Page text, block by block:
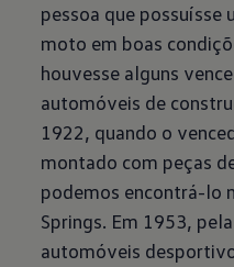
pessoa que possuísse
moto em boas
houvesse alguns
automóveis de
1922, quando o
montado com peças
podemos encontrá-lo
Springs. Em 1953,
automóveis